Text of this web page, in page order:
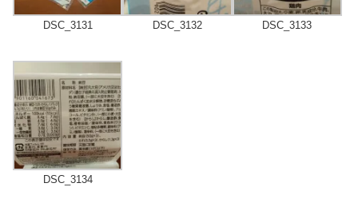
DSC_3131 DSC_3132 DSC_3133
DSC_3134